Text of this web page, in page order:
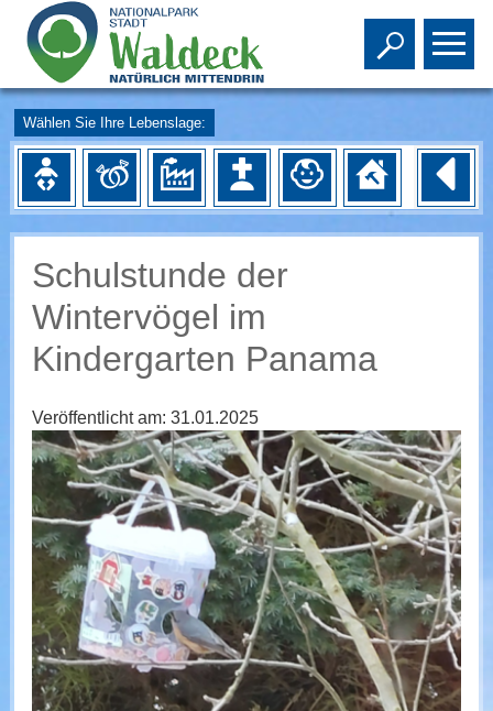
Toggle
Wählen Sie Ihre Lebenslage:
Schulstunde der
Wintervögel im
Kindergarten Panama
Veröffentlicht am: 31.01.2025